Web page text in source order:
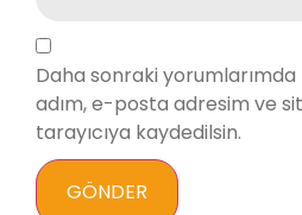
Daha sonraki yorumlarımda
adım, e-posta adresim ve
tarayıcıya kaydedilsin.